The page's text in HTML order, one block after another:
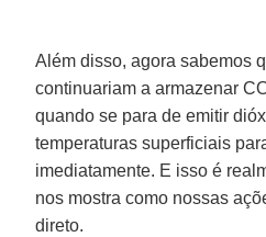
Além disso, agora sabemos
continuariam a armazenar
quando se para de emitir
temperaturas superficiais
imediatamente. E isso é
nos mostra como nossas
direto.